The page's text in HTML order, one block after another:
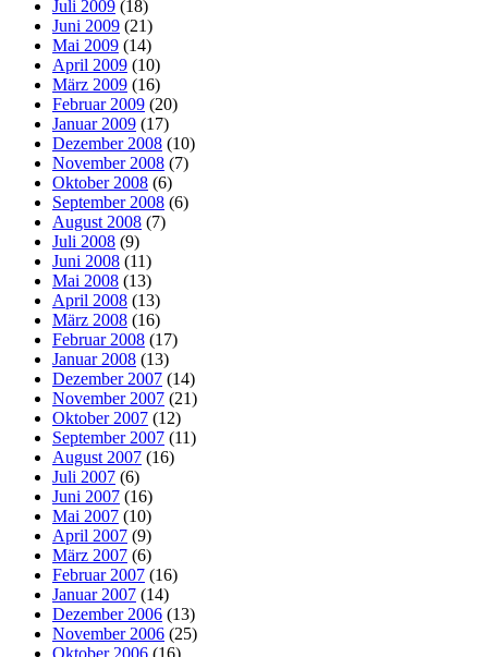
Juli 2009 (18)
Juni 2009 (21)
Mai 2009 (14)
April 2009 (10)
März 2009 (16)
Februar 2009 (20)
Januar 2009 (17)
Dezember 2008 (10)
November 2008 (7)
Oktober 2008 (6)
September 2008 (6)
August 2008 (7)
Juli 2008 (9)
Juni 2008 (11)
Mai 2008 (13)
April 2008 (13)
März 2008 (16)
Februar 2008 (17)
Januar 2008 (13)
Dezember 2007 (14)
November 2007 (21)
Oktober 2007 (12)
September 2007 (11)
August 2007 (16)
Juli 2007 (6)
Juni 2007 (16)
Mai 2007 (10)
April 2007 (9)
März 2007 (6)
Februar 2007 (16)
Januar 2007 (14)
Dezember 2006 (13)
November 2006 (25)
Oktober 2006 (16)